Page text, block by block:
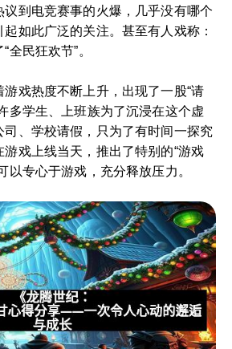
议到电竞赛事的火爆，几乎没有哪个
如此广泛的关注。甚至有人戏称：
全民狂欢节”。
戏热度不断上升，出现了一股“请
多学生、上班族为了沉浸在这个虚
司、学校请假，只为了有时间一探究
戏上线当天，推出了特别的“游戏
以专心于游戏，充分释放压力。